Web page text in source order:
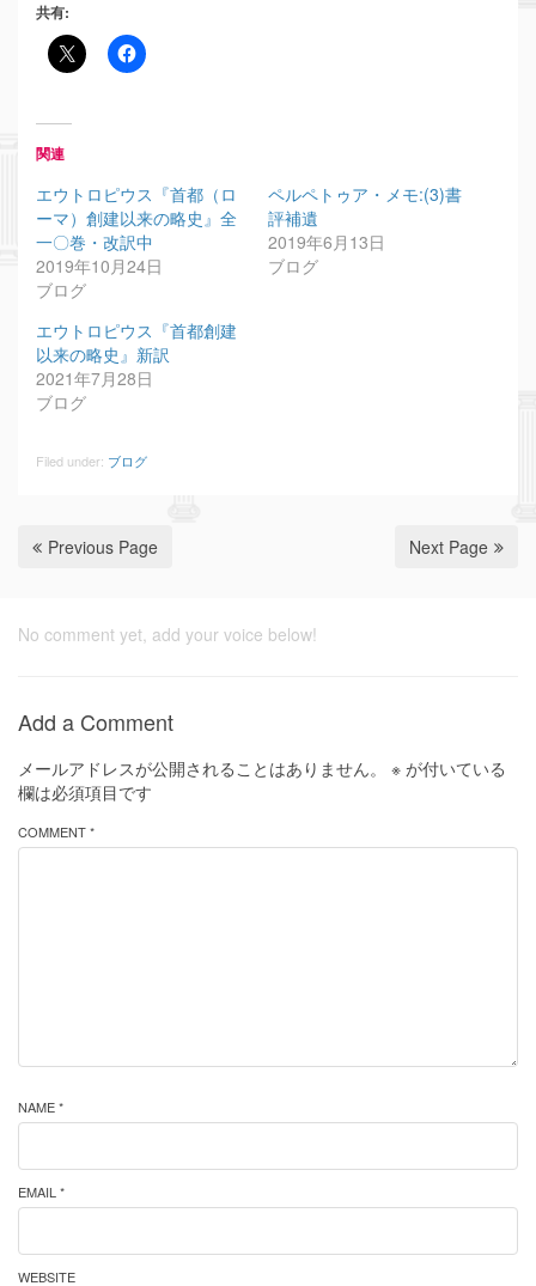
共有:
関連
エウトロピウス『首都（ロ
ーマ）創建以来の略史』全
一〇巻・改訳中
2019年10月24日
ブログ
ペルペトゥア・メモ:(3)書
評補遺
2019年6月13日
ブログ
エウトロピウス『首都創建
以来の略史』新訳
2021年7月28日
ブログ
Filed under: ブログ
Previous Page Next Page
No comment yet, add your voice below!
Add a Comment
メールアドレスが公開されることはありません。 ※ が付いている
欄は必須項目です
COMMENT *
NAME *
EMAIL *
WEBSITE